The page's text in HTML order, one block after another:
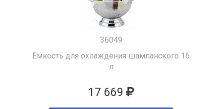
36049
Емкость для охлаждения шампанского 16
л
17 669